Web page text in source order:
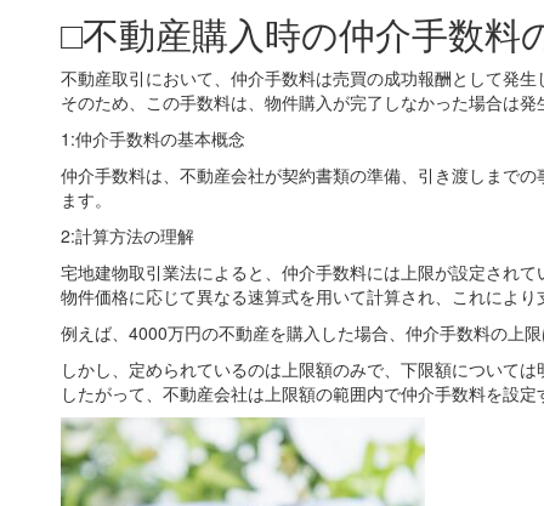
□不動産購入時の仲介手数料
不動産取引において、仲介手数料は売買の成功報酬として発生
そのため、この手数料は、物件購入が完了しなかった場合は発
1:仲介手数料の基本概念
仲介手数料は、不動産会社が契約書類の準備、引き渡しまで
ます。
2:計算方法の理解
宅地建物取引業法によると、仲介手数料には上限が設定されて
物件価格に応じて異なる速算式を用いて計算され、これによ
例えば、4000万円の不動産を購入した場合、仲介手数料の上
しかし、定められているのは上限額のみで、下限額について
したがって、不動産会社は上限額の範囲内で仲介手数料を設